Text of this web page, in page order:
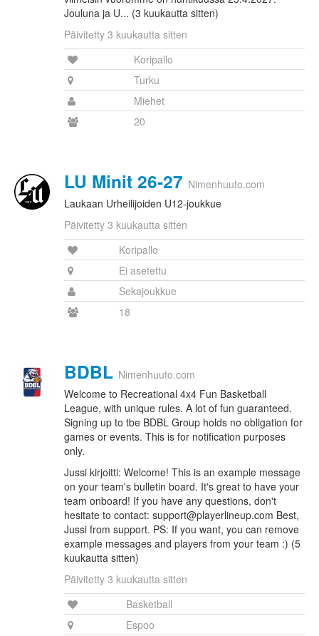
Jouluna ja U... (3 kuukautta sitten)
Päivitetty 3 kuukautta sitten
Koripallo
Turku
Miehet
20
LU Minit 26-27 Nimenhuuto.com
Laukaan Urheilijoiden U12-joukkue
Päivitetty 3 kuukautta sitten
Koripallo
Ei asetettu
Sekajoukkue
18
BDBL Nimenhuuto.com
Welcome to Recreational 4x4 Fun Basketball
League, with unique rules. A lot of fun guaranteed.
Signing up to tbe BDBL Group holds no obligation for
games or events. This is for notification purposes
only.
Jussi kirjoitti: Welcome! This is an example message
on your team's bulletin board. It's great to have your
team onboard! If you have any questions, don't
hesitate to contact: support@playerlineup.com Best,
Jussi from support. PS: If you want, you can remove
example messages and players from your team :) (5
kuukautta sitten)
Päivitetty 3 kuukautta sitten
Basketball
Espoo